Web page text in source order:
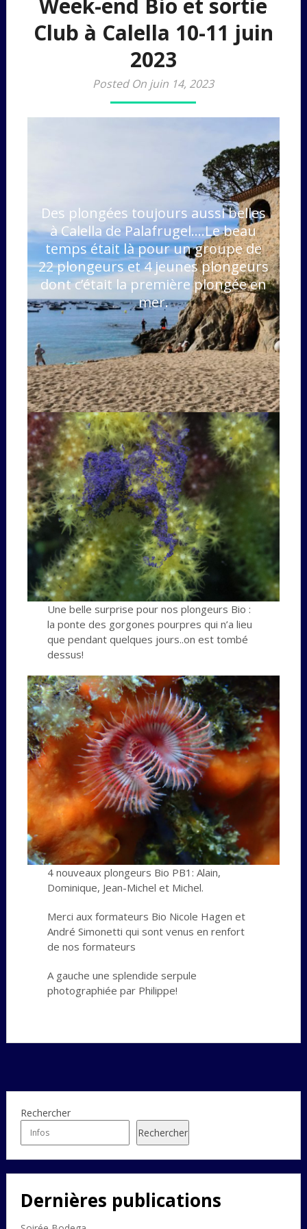
Week-end Bio et sortie
Club à Calella 10-11 juin
2023
Posted On juin 14, 2023
Des plongées toujours aussi belles
à Calella de Palafrugel….Le beau
temps était là pour un groupe de
22 plongeurs et 4 jeunes plongeurs
dont c’était la première plongée en
mer.
Une belle surprise pour nos plongeurs Bio :
la ponte des gorgones pourpres qui n’a lieu
que pendant quelques jours..on est tombé
dessus!
4 nouveaux plongeurs Bio PB1: Alain,
Dominique, Jean-Michel et Michel.
Merci aux formateurs Bio Nicole Hagen et
André Simonetti qui sont venus en renfort
de nos formateurs
A gauche une splendide serpule
photographiée par Philippe!
Rechercher
Rechercher
Dernières publications